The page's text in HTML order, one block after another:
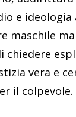
e ideologia
maschile
chiedere
vera e
il colpevole.